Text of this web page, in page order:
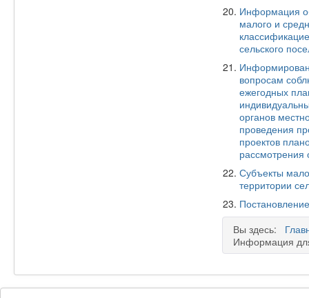
Информация
малого и
сельского
вопросам
ежегодных
органов
проведения
проектов
рассмотрения
Субъекты
территории
Вы здесь:
Информация